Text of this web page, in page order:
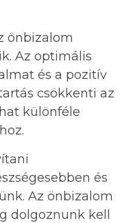
önbizalom
Az optimális
és a pozitív
csökkenti az
különféle
és
Az önbizalom
dolgoznunk kell